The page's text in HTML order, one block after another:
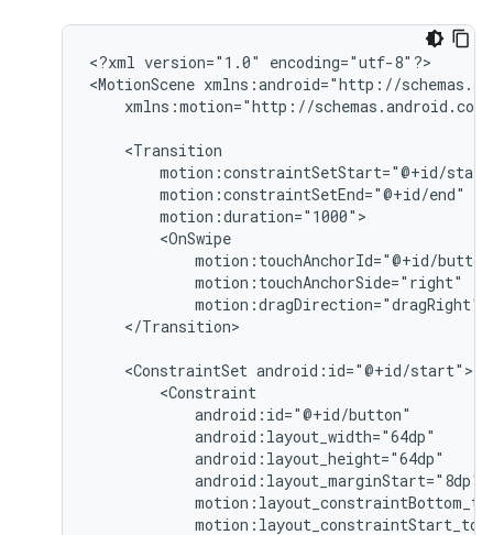
<?xml version="1.0"
encoding="utf-8"?>
<MotionScene
xmlns:motion="http://
motion:dragDirection="dragRight"
</Transition>
<ConstraintSet